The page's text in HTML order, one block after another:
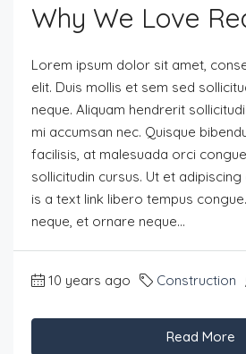
Why We Love
Lorem ipsum dolor sit amet,
elit. Duis mollis et sem sed
neque. Aliquam hendrerit
mi accumsan nec. Quisque
facilisis, at malesuada orci
sollicitudin cursus. Ut et
is a text link libero tempus
neque, et ornare neque...
10 years ago Construction
Read More